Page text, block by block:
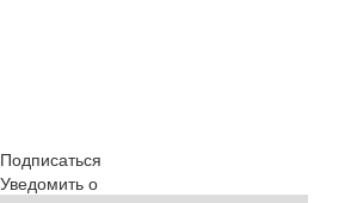
Подписаться
Уведомить о